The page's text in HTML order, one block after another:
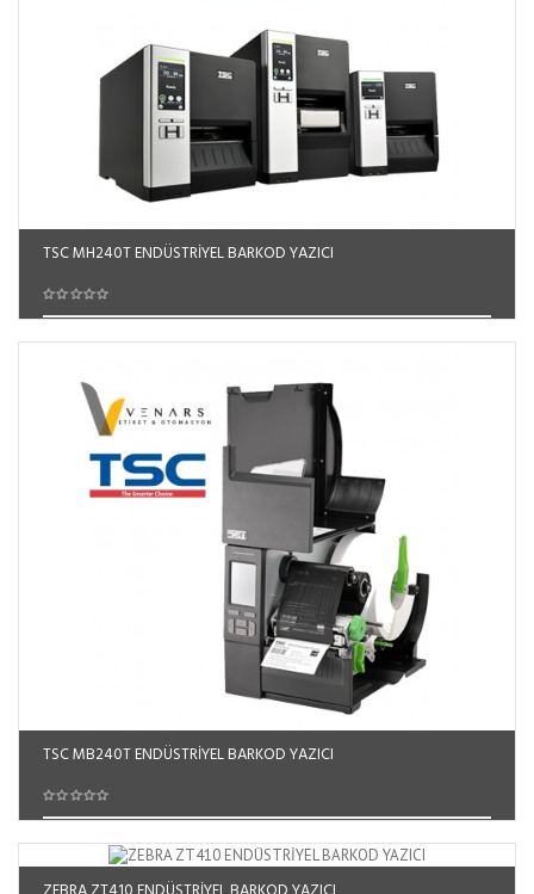
TSC MH240T ENDÜSTRİYEL BARKOD YAZICI
TSC MB240T ENDÜSTRİYEL BARKOD YAZICI
Sepete Ekle